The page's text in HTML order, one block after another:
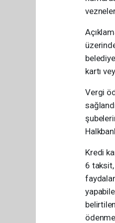
kartı
Vergi
Kredi
6